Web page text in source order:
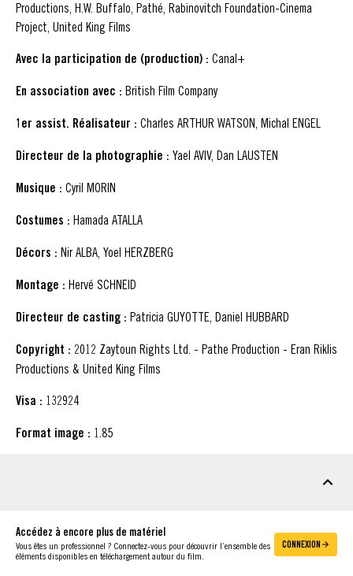
Productions, H.W. Buffalo, Pathé, Rabinovitch Foundation-Cinema
Project, United King Films
Avec la participation de (production) : Canal+
En association avec : British Film Company
1er assist. Réalisateur : Charles ARTHUR WATSON, Michal ENGEL
Directeur de la photographie : Yael AVIV, Dan LAUSTEN
Musique : Cyril MORIN
Costumes : Hamada ATALLA
Décors : Nir ALBA, Yoel HERZBERG
Montage : Hervé SCHNEID
Directeur de casting : Patricia GUYOTTE, Daniel HUBBARD
Copyright : 2012 Zaytoun Rights Ltd. - Pathe Production - Eran Riklis
Productions & United King Films
Visa : 132924
Format image : 1.85
Accédez à encore plus de matériel
Vous êtes un professionnel ? Connectez-vous pour découvrir l’ensemble des
éléments disponibles en téléchargement autour du film.
CONNEXION